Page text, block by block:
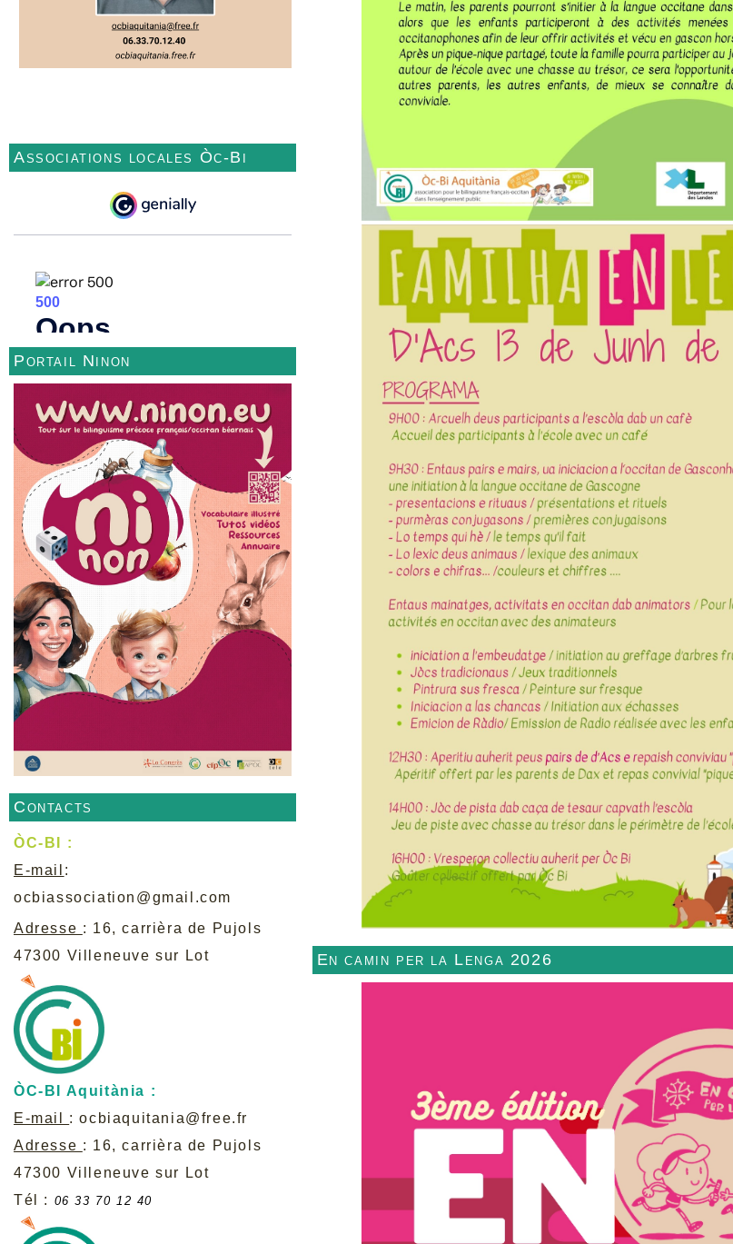
Associations locales Òc-Bi
Portail Ninon
Contacts
ÒC-BI :
E-mail :
ocbiassociation@gmail.com
Adresse : 16, carrièra de Pujols
47300 Villeneuve sur Lot
ÒC-BI Aquitània :
E-mail :ocbiaquitania@free.fr
Adresse : 16, carrièra de Pujols
47300 Villeneuve sur Lot
Tél : 06 33 70 12 40
En camin per la Lenga 2026